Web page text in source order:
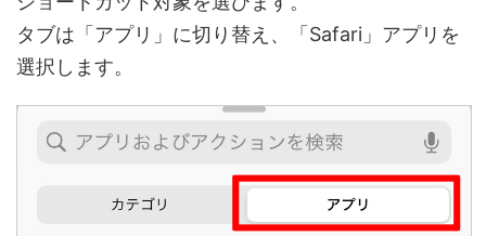
タブは「アプリ」に切り替え、「Safari」アプリを
選択します。